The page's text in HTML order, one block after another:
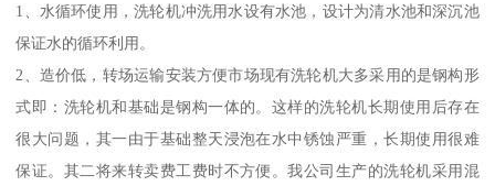
1、水循环使用，洗轮机冲洗用水设有水池，设计为清水池和深沉池
保证水的循环利用。
2、造价低，转场运输安装方便市场现有洗轮机大多采用的是钢构形
式即：洗轮机和基础是钢构一体的。这样的洗轮机长期使用后存在
很大问题，其一由于基础整天浸泡在水中锈蚀严重，长期使用很难
保证。其二将来转卖费工费时不方便。我公司生产的洗轮机采用混